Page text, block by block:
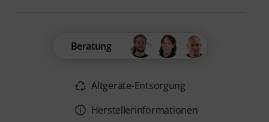
Beratung
Altgeräte-Entsorgung
Herstellerinformationen